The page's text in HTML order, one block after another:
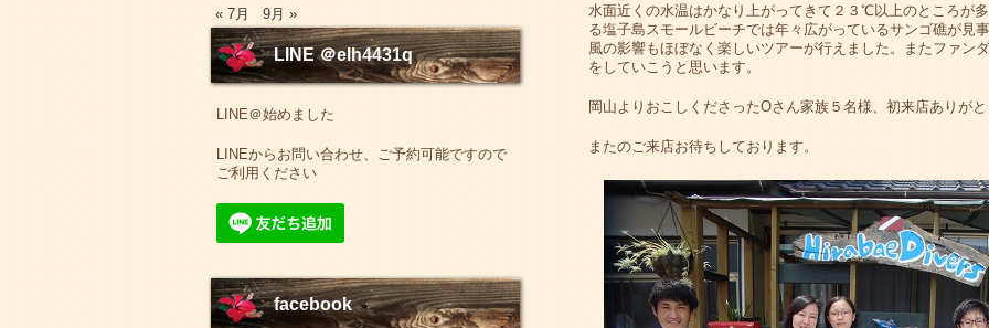
水面近くの水温はかなり上がってきて２３℃以上のところが
る塩子島スモールビーチでは年々広がっているサンゴ礁が見
風の影響もほぼなく楽しいツアーが行えました。またファン
をしていこうと思います。
岡山よりおこしくださったOさん家族５名様、初来店ありが
またのご来店お待ちしております。
« 7月 9月 »
LINE ＠elh4431q
LINE＠始めました
LINEからお問い合わせ、ご予約可能ですので
ご利用ください
facebook